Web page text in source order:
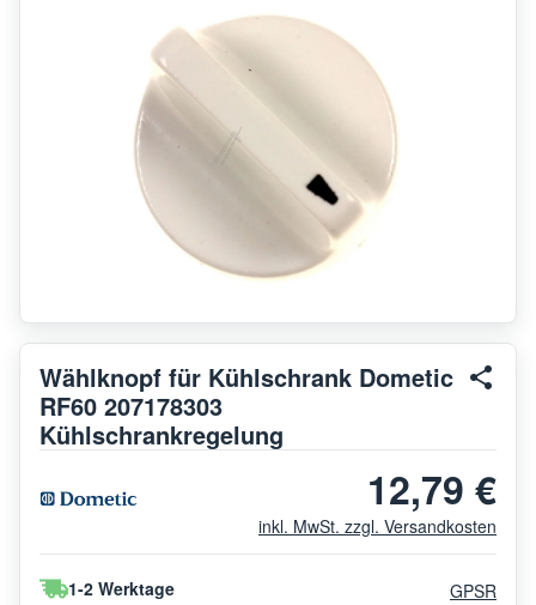
Wählknopf für Kühlschrank Dometic
RF60 207178303
Kühlschrankregelung
12,79 €
inkl. MwSt. zzgl. Versandkosten
1-2 Werktage GPSR